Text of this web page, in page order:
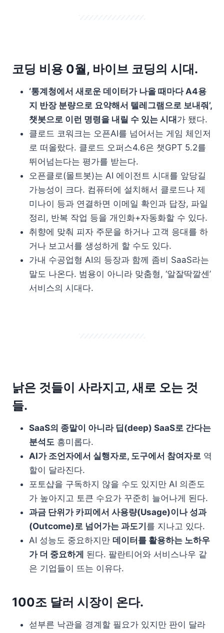
코딩 비용 0월, 바이브 코딩의 시대.
‘통계청에서 새로운 데이터가 나올 때마다 A4용
지 반장 분량으로 요약해서 텔레그램으로 보내줘’,
챗봇으로 이런 명령을 내릴 수 있는 시대 가 됐다.
클로드 코워크는 오픈AI를 넘어서는 게임 체인저
로 떠올랐다. 클로드 오퍼스4.6은 챗GPT 5.2를
뛰어넘는다는 평가를 받는다.
오픈클로(몰트봇)는 AI 에이전트 시대를 앞당길
가능성이 크다. 컴퓨터에 설치해서 클로드나 제
미나이 등과 연결하면 이메일 확인과 답장, 파일
정리, 반복 작업 등을 개인화+자동화할 수 있다.
취향에 맞춰 피자 주문을 하거나 고객 응대를 하
거나 보고서를 생성하게 할 수도 있다.
가내 수공업형 AI의 등장과 함께 좀비 SaaS라는
말도 나온다. 범용이 아니라 맞춤형, ‘알잘딱깔센’
서비스의 시대다.
낡은 것들이 사라지고, 새로 오는 것
들.
SaaS의 종말이 아니라 딥(deep) SaaS로 간다는
분석도 흥미롭다.
AI가 조언자에서 실행자로, 도구에서 참여자로 역
할이 달라진다.
포토샵을 구독하지 않을 수도 있지만 AI 의존도
가 높아지고 토큰 수요가 꾸준히 늘어나게 된다.
과금 단위가 카피에서 사용량(Usage)이나 성과
(Outcome)로 넘어가는 과도기 를 지나고 있다.
AI 성능도 중요하지만 데이터를 활용하는 노하우
가 더 중요하게 된다. 팔란티어와 서비스나우 같
은 기업들이 뜨는 이유다.
100조 달러 시장이 온다.
섣부른 낙관을 경계할 필요가 있지만 판이 달라